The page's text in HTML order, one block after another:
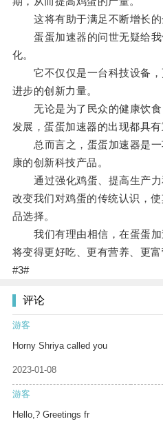
这将有助于满足不断增长的
蛋蛋加速器的问世无疑给我
化。
它不仅仅是一台科技设备，
进步的创新力量。
无论是为了民众的健康饮食
发展，蛋蛋加速器的出现都具有
总而言之，蛋蛋加速器是一
康的创新科技产品。
通过强化鸡蛋、提高生产力
改变我们对鸡蛋的传统认识，
品选择。
我们有理由相信，在蛋蛋加
将变得更好吃、更有营养、更富
#3#
评论
游客
Horny Shriya called you
2023-01-08
游客
Hello,? Greetings fr